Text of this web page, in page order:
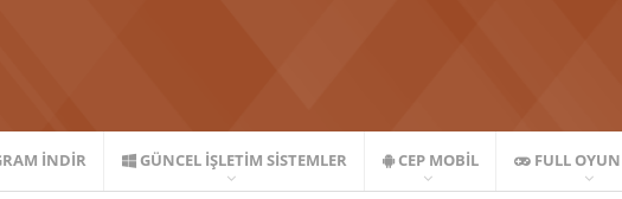
INDIR GÜNCEL İŞLETIM SISTEMLER CEP MOBIL FULL